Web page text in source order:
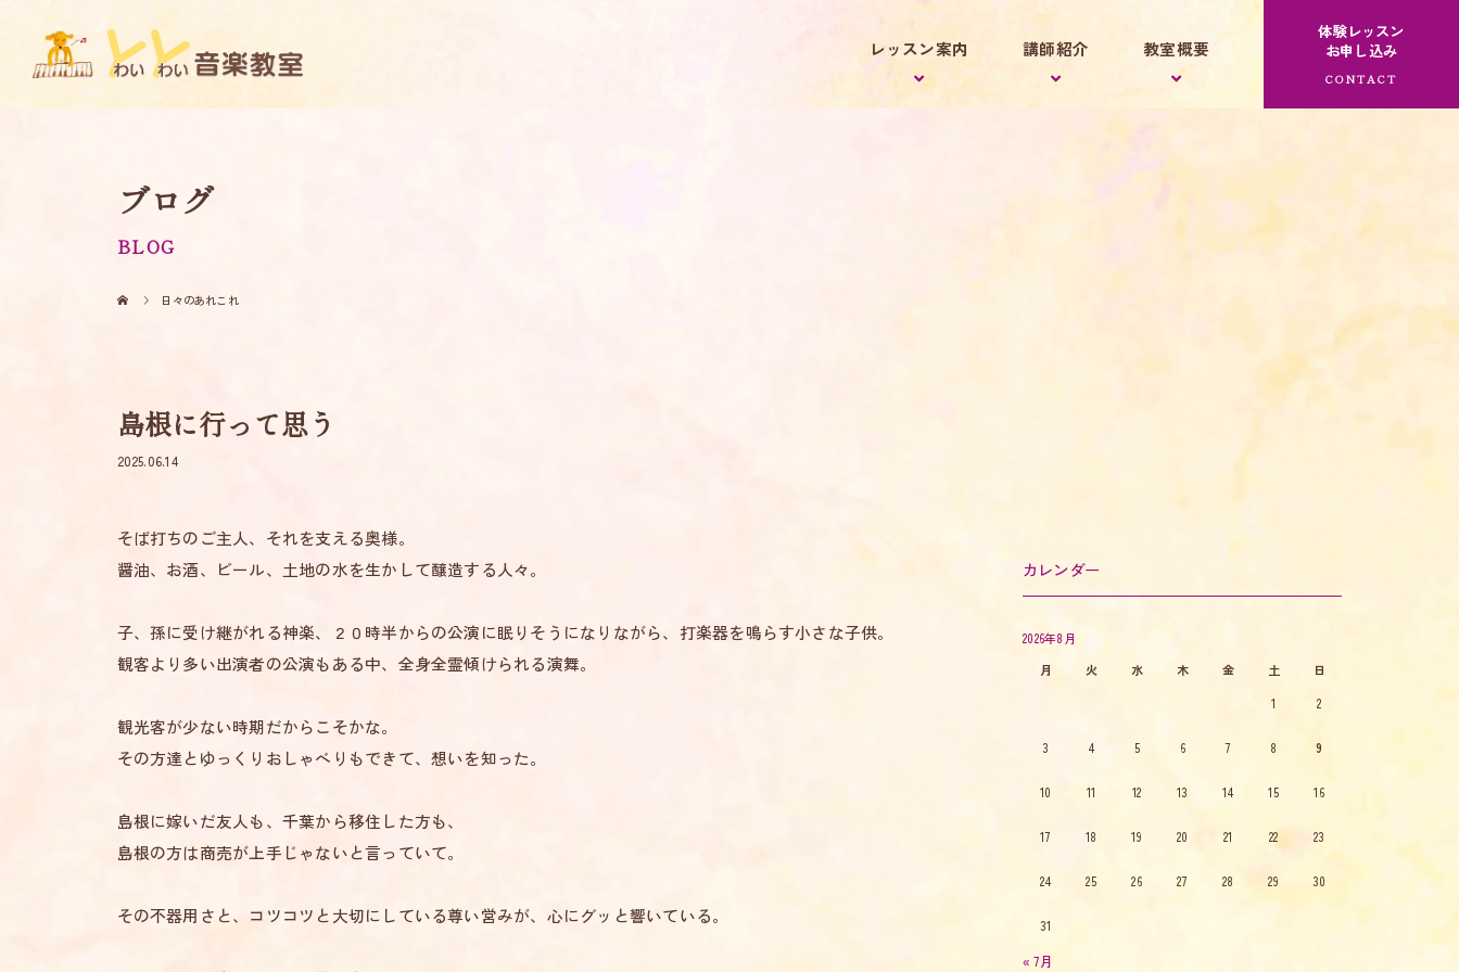
レッスン案内 講師紹介 教室概要
体験レッスン
お申し込み
ブログ
BLOG
日々のあれこれ
島根に行って思う
2025.06.14
そば打ちのご主人、それを支える奥様。
醤油、お酒、ビール、土地の水を生かして醸造する人々。
子、孫に受け継がれる神楽、２０時半からの公演に眠りそうになりながら、打楽器を鳴らす小さな子供。
観客より多い出演者の公演もある中、全身全霊傾けられる演舞。
観光客が少ない時期だからこそかな。
その方達とゆっくりおしゃべりもできて、想いを知った。
島根に嫁いだ友人も、千葉から移住した方も、
島根の方は商売が上手じゃないと言っていて。
その不器用さと、コツコツと大切にしている尊い営みが、心にグッと響いている。
カレンダー
2026年8月
月
火 水 木 金 土
日
1
2
3 4 5 6 7 8 9
10 11 12 13 14 15 16
17 18 19 20 21 22 23
24 25 26 27 28 29 30
31
« 7月